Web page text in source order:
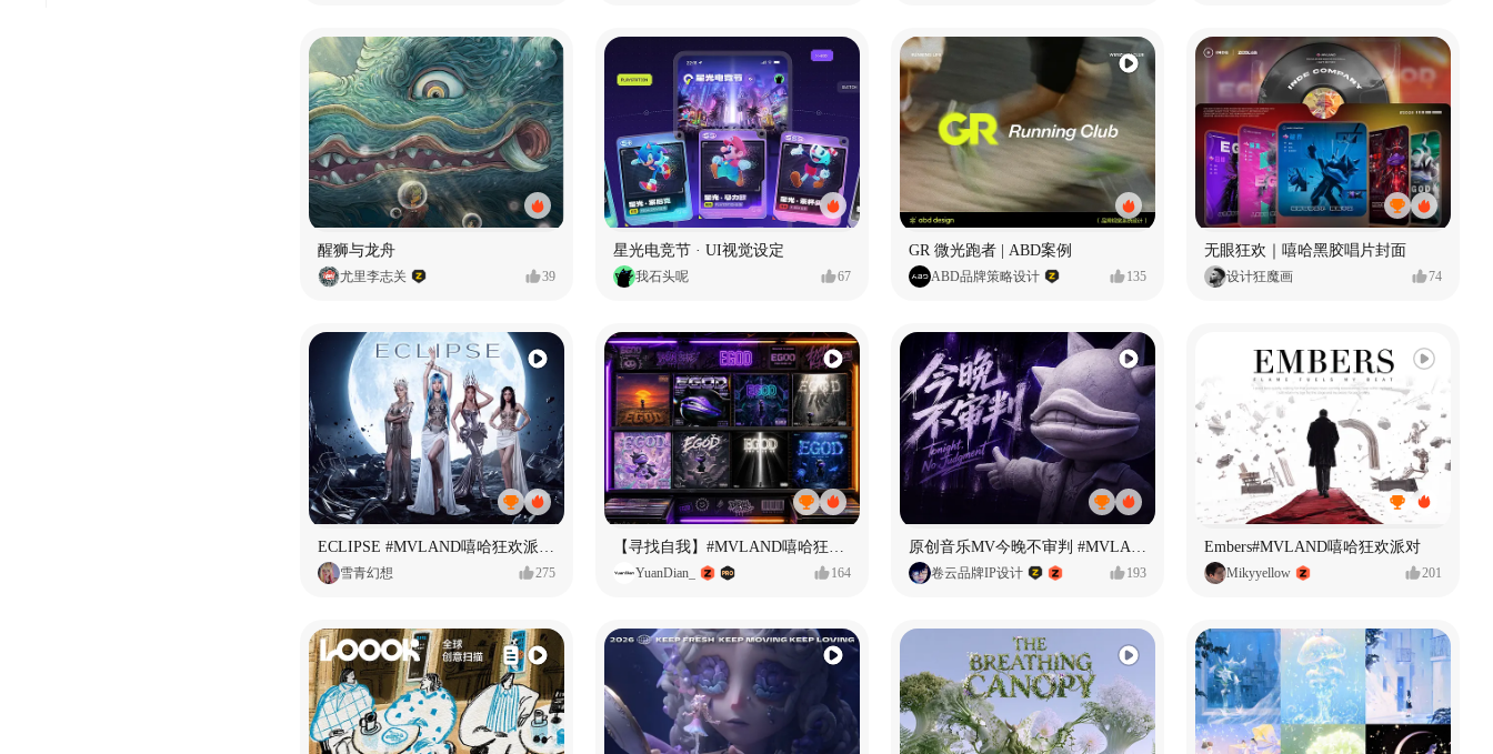
醒狮与龙舟
尤里李志关 39
星光电竞节 · UI视觉设定
我石头呢 67
GR 微光跑者 | ABD案例
ABD品牌策略设计 135
无眼狂欢｜嘻哈黑胶唱片封面
设计狂魔画 74
雪青幻想 275 YuanDian_ 164 卷云品牌IP设计 193
Embers#MVLAND嘻哈狂欢派对
Mikyyellow 201